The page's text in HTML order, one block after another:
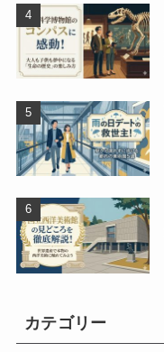
カテゴリー